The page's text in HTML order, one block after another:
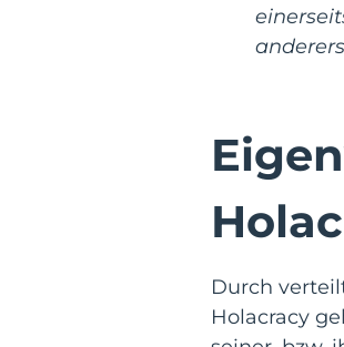
Durch
Holacracy